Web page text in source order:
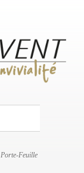
Feuille